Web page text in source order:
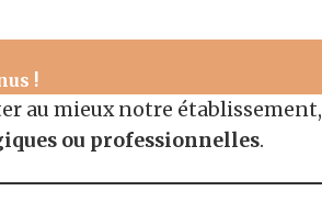
!
au mieux notre établissement,
ou professionnelles.